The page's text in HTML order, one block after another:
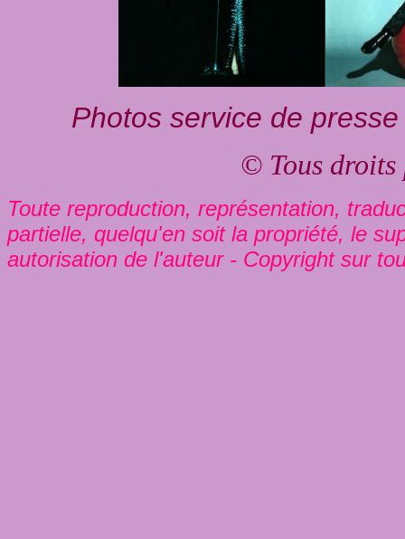
Photos service de
© Tous droits
Toute reproduction, représentation,
partielle, quelqu'en soit la propriété, le
autorisation de l'auteur - Copyright sur